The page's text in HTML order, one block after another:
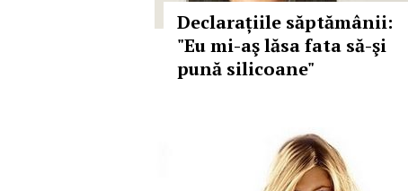
Declarațiile săptămânii:
"Eu mi-aş lăsa fata să-şi
pună silicoane"